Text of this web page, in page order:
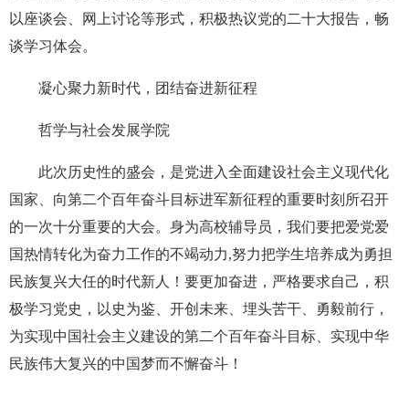
以座谈会、网上讨论等形式，积极热议党的二十大报告，畅
谈学习体会。
凝心聚力新时代，团结奋进新征程
哲学与社会发展学院
此次历史性的盛会，是党进入全面建设社会主义现代化
国家、向第二个百年奋斗目标进军新征程的重要时刻所召开
的一次十分重要的大会。身为高校辅导员，我们要把爱党爱
国热情转化为奋力工作的不竭动力,努力把学生培养成为勇担
民族复兴大任的时代新人！要更加奋进，严格要求自己，积
极学习党史，以史为鉴、开创未来、埋头苦干、勇毅前行，
为实现中国社会主义建设的第二个百年奋斗目标、实现中华
民族伟大复兴的中国梦而不懈奋斗！